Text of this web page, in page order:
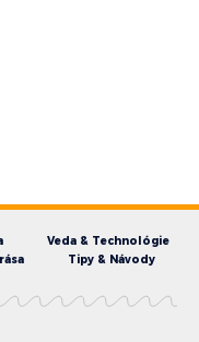
Veda & Technológie
Tipy & Návody